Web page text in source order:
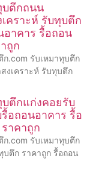
บตึกถนน
คราะห์ รับทุบตึก
อาคาร รื้อถอน
ถูก
ก.com รับเหมาทุบตึก
งเคราะห์ รับทุบตึก
บตึกแก่งคอยรับ
อถอนอาคาร รื้อ
าคาถูก
ก.com รับเหมาทุบตึก
บตึก ราคาถูก รื้อถอน